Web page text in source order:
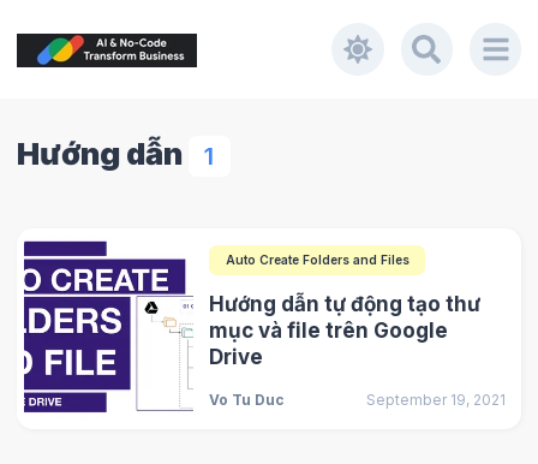
Hướng dẫn 1
Auto Create Folders and Files
Hướng dẫn tự động tạo thư
mục và file trên Google
Drive
Vo Tu Duc September 19, 2021